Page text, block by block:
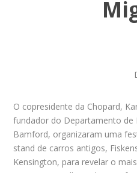
O copresidente da Chopard,
fundador do Departamento de
Bamford, organizaram uma
stand de carros antigos,
Kensington, para revelar o